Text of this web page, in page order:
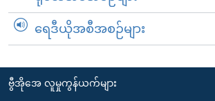
ရေဒီယိုအစီအစဉ်များ
ဗွီအိုအေ လူမှုကွန်ယက်များ